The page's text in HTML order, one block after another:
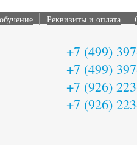
Реквизиты и оплата
+7 (499)
+7 (499)
+7 (926)
+7 (926)